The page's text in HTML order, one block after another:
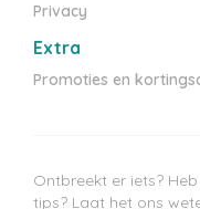
Privacy
Extra
Promoties en
Ontbreekt er iets?
tips? Laat het ons